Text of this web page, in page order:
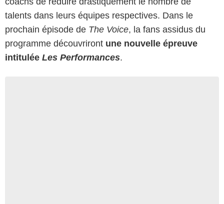
talents dans leurs équipes respectives. Dans le
prochain épisode de The Voice, la fans assidus du
programme découvriront une nouvelle épreuve
intitulée Les Performances.